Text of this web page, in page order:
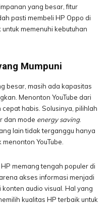
yang besar, fitur
pasti membeli HP Oppo di
memenuhi kebutuhan
Mumpuni
besar, masih ada kapasitas
Menonton YouTube dari
habis. Solusinya, pilihlah
dan mode energy saving.
lain tidak terganggu hanya
YouTube.
memang tengah populer di
akses informasi menjadi
audio visual. Hal yang
kualitas HP terbaik untuk